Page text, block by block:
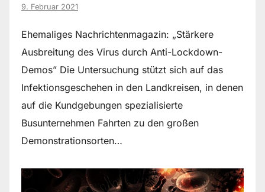
9. Februar 2021
Ehemaliges Nachrichtenmagazin: „Stärkere
Ausbreitung des Virus durch Anti-Lockdown-
Demos” Die Untersuchung stützt sich auf das
Infektionsgeschehen in den Landkreisen, in denen
auf die Kundgebungen spezialisierte
Busunternehmen Fahrten zu den großen
Demonstrationsorten…